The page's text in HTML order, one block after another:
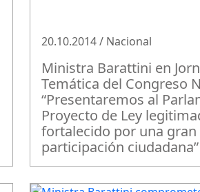
20.10.2014 / Nacional
Ministra Barattini en
Temática del Congreso
“Presentaremos al
Proyecto de Ley
fortalecido por una gran
participación ciudadana”